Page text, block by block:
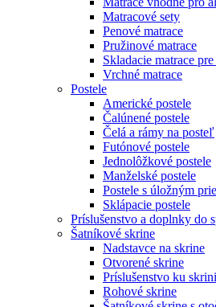
Matracové sety
Penové matrace
Pružinové matrace
Skladacie matrace
Vrchné matrace
Postele
Americké postele
Čalúnené postele
Čelá a rámy na posteľ
Futónové postele
Jednolôžkové postele
Manželské postele
Postele s úložným
Sklápacie postele
Príslušenstvo a doplnky do
Šatníkové skrine
Nadstavce na skrine
Otvorené skrine
Príslušenstvo ku
Rohové skrine